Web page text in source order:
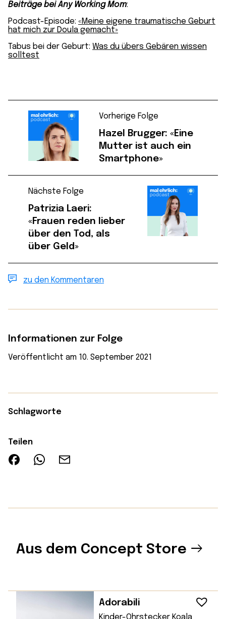
Beiträge bei Any Working Mom:
Podcast-Episode: «Meine eigene traumatische Geburt
hat mich zur Doula gemacht»
Tabus bei der Geburt: Was du übers Gebären wissen
solltest
Vorherige Folge
Hazel Brugger: «Eine
Mutter ist auch ein
Smartphone»
Nächste Folge
Patrizia Laeri:
«Frauen reden lieber
über den Tod, als
über Geld»
zu den Kommentaren
Informationen zur Folge
Veröffentlicht am 10. September 2021
Schlagworte
Teilen
Aus dem Concept Store
Adorabili